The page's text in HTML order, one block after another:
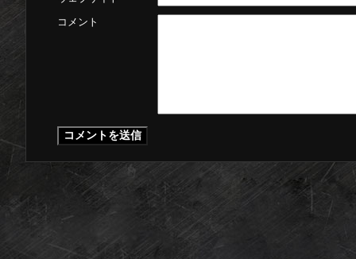
コメント